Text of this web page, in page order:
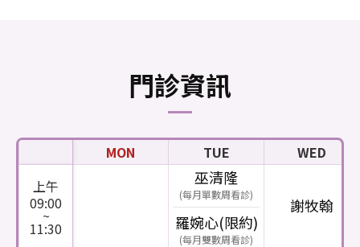
門診資訊
MON TUE
WED
上午
09:00
~
11:30
巫清隆
(每月單數周看診)
羅婉心(限約)
(每月雙數周看診)
謝牧翰